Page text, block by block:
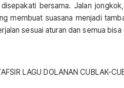
bersama. Jalan
membuat suasana menjadi
sesuai aturan dan semua
LAGU DOLANAN CUBLAK-